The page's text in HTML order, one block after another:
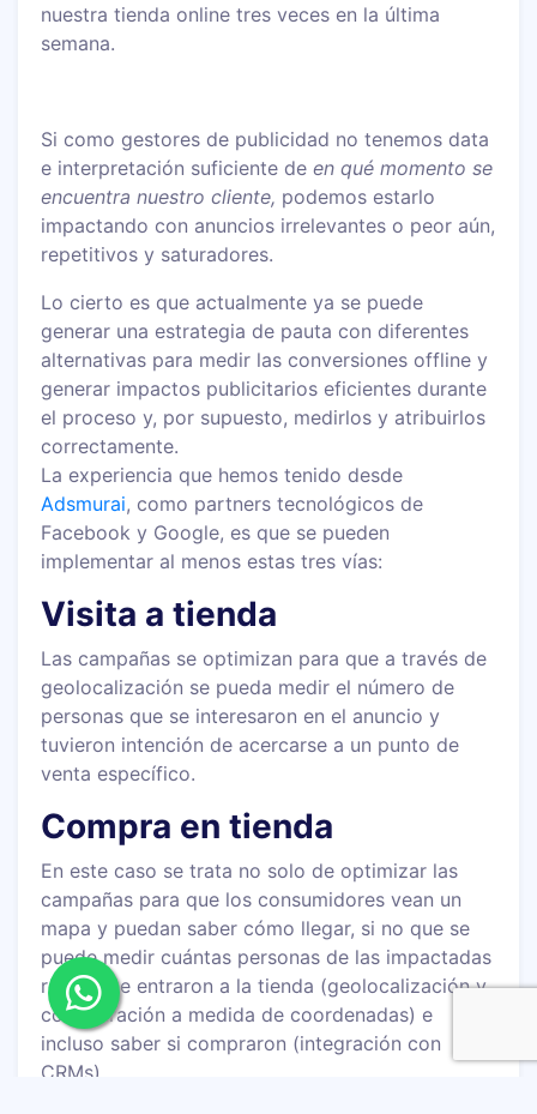
nuestra tienda online tres veces en la última
semana.
Si como gestores de publicidad no tenemos data
e interpretación suficiente deen qué momento se
encuentra nuestro cliente, podemos estarlo
impactando con anuncios irrelevantes o peor aún,
repetitivos y saturadores.
Lo cierto es que actualmente ya se puede
generar una estrategia de pauta con diferentes
alternativas para medir las conversiones offline y
generar impactos publicitarios eficientes durante
el proceso y, por supuesto, medirlos y atribuirlos
correctamente.
La experiencia que hemos tenido desde
Adsmurai, como partners tecnológicos de
Facebook y Google, es que se pueden
implementar al menos estas tres vías:
Visita a tienda
Las campañas se optimizan para que a través de
geolocalización se pueda medir el número de
personas que se interesaron en el anuncio y
tuvieron intención de acercarse a un punto de
venta específico.
Compra en tienda
En este caso se trata no solo de optimizar las
campañas para que los consumidores vean un
mapa y puedan saber cómo llegar, si no que se
puede medir cuántas personas de las impactadas
realmente entraron a la tienda (geolocalización y
configuración a medida de coordenadas) e
incluso saber si compraron (integración con
CRMs).